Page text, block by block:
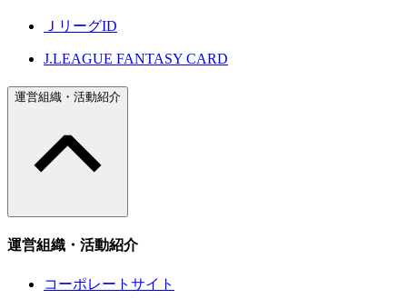
ＪリーグID
J.LEAGUE FANTASY CARD
運営組織・活動紹介
運営組織・活動紹介
コーポレートサイト